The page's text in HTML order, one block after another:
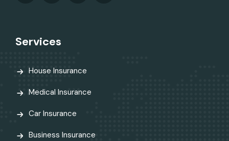
Services
House Insurance
Medical Insurance
Car Insurance
Business Insurance